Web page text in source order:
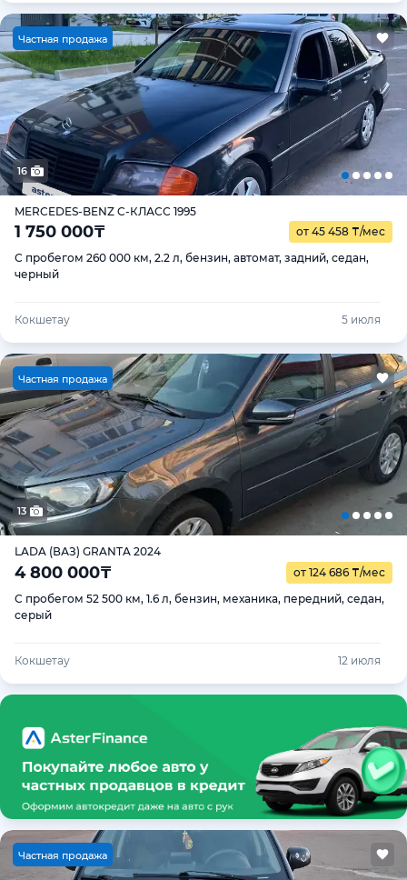
Частная продажа
16
MERCEDES-BENZ C-КЛАСС 1995
1 750 000₸ от 45 458 ₸/мес
С пробегом 260 000 км, 2.2 л, бензин, автомат, задний, седан,
черный
Кокшетау 5 июля
Частная продажа
13
LADA (ВАЗ) GRANTA 2024
4 800 000₸ от 124 686 ₸/мес
С пробегом 52 500 км, 1.6 л, бензин, механика, передний, седан,
серый
Кокшетау 12 июля
Частная продажа